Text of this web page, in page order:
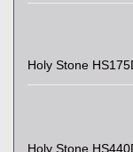
Holy Stone
Holy Stone